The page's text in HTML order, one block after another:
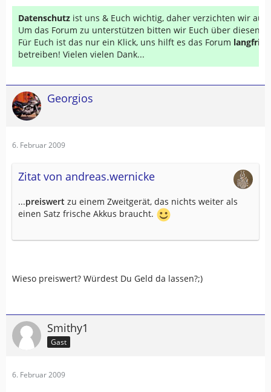
Datenschutz ist uns & Euch wichtig, daher verzichten wir auf
Um das Forum zu unterstützen bitten wir Euch über diesen
Für Euch ist das nur ein Klick, uns hilft es das Forum
betreiben! Vielen vielen Dank...
Georgios
6. Februar 2009
Zitat von andreas.wernicke
...preiswert zu einem Zweitgerät, das nichts weiter als
einen Satz frische Akkus braucht.
Wieso preiswert? Würdest Du Geld da lassen?;)
Smithy1
Gast
6. Februar 2009